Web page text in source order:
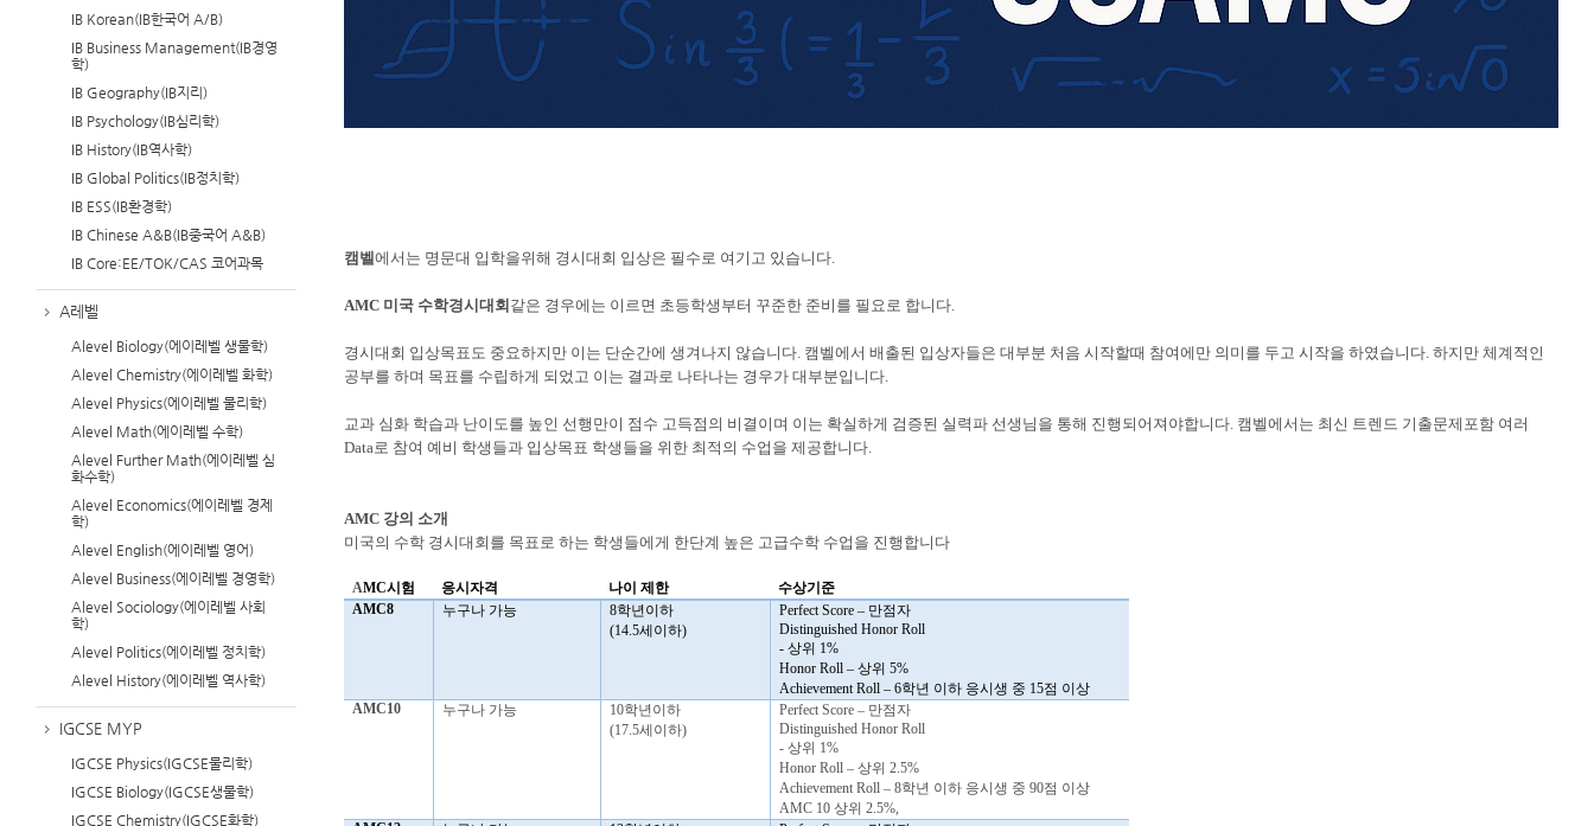
IB Korean(IB한국어 A/B)
IB Business Management(IB경영
학)
IB Geography(IB지리)
IB Psychology(IB심리학)
IB History(IB역사학)
IB Global Politics(IB정치학)
IB ESS(IB환경학)
IB Chinese A&B(IB중국어 A&B)
IB Core:EE/TOK/CAS 코어과목
A레벨
Alevel Biology(에이레벨 생물학)
Alevel Chemistry(에이레벨 화학)
Alevel Physics(에이레벨 물리학)
Alevel Math(에이레벨 수학)
Alevel Further Math(에이레벨 심
화수학)
Alevel Economics(에이레벨 경제
학)
Alevel English(에이레벨 영어)
Alevel Business(에이레벨 경영학)
Alevel Sociology(에이레벨 사회
학)
Alevel Politics(에이레벨 정치학)
Alevel History(에이레벨 역사학)
IGCSE MYP
IGCSE Physics(IGCSE물리학)
IGCSE Biology(IGCSE생물학)
IGCSE Chemistry(IGCSE화학)
캠벨에서는 명문대 입학을위해 경시대회 입상은 필수로 여기고 있습니다.
AMC 미국 수학경시대회 같은 경우에는 이르면 초등학생부터 꾸준한 준비를 필요로 합니다.
경시대회 입상목표도 중요하지만 이는 단순간에 생겨나지 않습니다. 캠벨에서 배출된 입상자들은 대부분 처음 시작할때 참여에만 의미를 두고 시작을 하였습니다. 하지만 체계적인
공부를 하며 목표를 수립하게 되었고 이는 결과로 나타나는 경우가 대부분입니다.
교과 심화 학습과 난이도를 높인 선행만이 점수 고득점의 비결이며 이는 확실하게 검증된 실력파 선생님을 통해 진행되어져야합니다. 캠벨에서는 최신 트렌드 기출문제포함 여러
Data로 참여 예비 학생들과 입상목표 학생들을 위한 최적의 수업을 제공합니다.
AMC 강의 소개
미국의 수학 경시대회를 목표로 하는 학생들에게 한단계 높은 고급수학 수업을 진행합니다
AMC시험 응시자격 나이 제한
수상기준
AMC8
누구나 가능 8학년이하
(14.5세이하)
Perfect Score – 만점자
Distinguished Honor Roll
-상위 1%
Honor Roll –상위 5%
Achievement Roll – 6학년 이하 응시생 중 15점 이상
AMC10
누구나 가능 10학년이하
(17.5세이하)
Perfect Score – 만점자
Distinguished Honor Roll
-상위 1%
Honor Roll –상위 2.5%
Achievement Roll – 8학년 이하 응시생 중 90점 이상
AMC 10상위 2.5%,